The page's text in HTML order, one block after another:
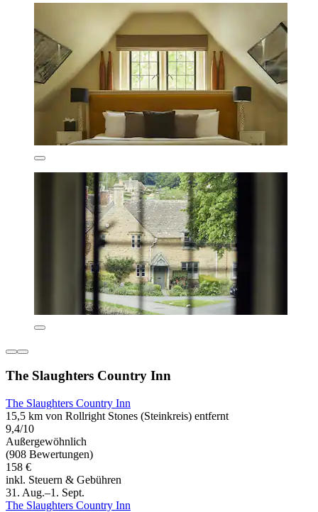
The Slaughters Country Inn
The Slaughters Country Inn
15,5 km von Rollright Stones (Steinkreis) entfernt
9,4/10
Außergewöhnlich
(908 Bewertungen)
158 €
inkl. Steuern & Gebühren
31. Aug.–1. Sept.
The Slaughters Country Inn